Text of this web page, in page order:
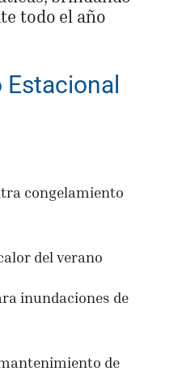
todo el año
congelamiento
del verano
inundaciones de
de